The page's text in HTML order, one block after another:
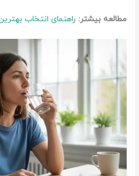
مطالعه بیشتر: راهنمای انتخاب